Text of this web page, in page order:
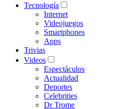
Tecnología
Internet
Videojuegos
Smartphones
Apps
Trivias
Videos
Espectáculos
Actualidad
Deportes
Celebrities
Dr Trome